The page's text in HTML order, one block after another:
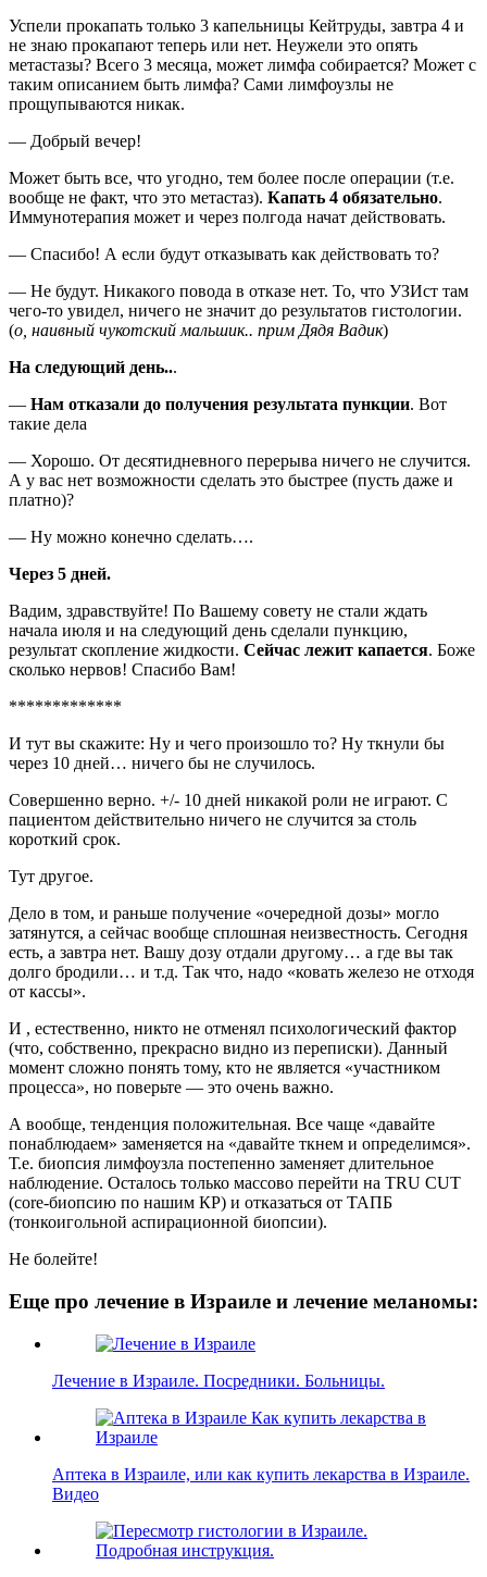
Успели прокапать только 3 капельницы Кейтруды, завтра 4 и
не знаю прокапают теперь или нет. Неужели это опять
метастазы? Всего 3 месяца, может лимфа собирается? Может с
таким описанием быть лимфа? Сами лимфоузлы не
прощупываются никак.
— Добрый вечер!
Может быть все, что угодно, тем более после операции (т.е.
вообще не факт, что это метастаз). Капать 4 обязательно.
Иммунотерапия может и через полгода начат действовать.
— Спасибо! А если будут отказывать как действовать то?
— Не будут. Никакого повода в отказе нет. То, что УЗИст там
чего-то увидел, ничего не значит до результатов гистологии.
(о, наивный чукотский мальшик.. прим Дядя Вадик)
На следующий день...
— Нам отказали до получения результата пункции. Вот
такие дела
— Хорошо. От десятидневного перерыва ничего не случится.
А у вас нет возможности сделать это быстрее (пусть даже и
платно)?
— Ну можно конечно сделать….
Через 5 дней.
Вадим, здравствуйте! По Вашему совету не стали ждать
начала июля и на следующий день сделали пункцию,
результат скопление жидкости. Сейчас лежит капается. Боже
сколько нервов! Спасибо Вам!
*************
И тут вы скажите: Ну и чего произошло то? Ну ткнули бы
через 10 дней… ничего бы не случилось.
Совершенно верно. +/- 10 дней никакой роли не играют. С
пациентом действительно ничего не случится за столь
короткий срок.
Тут другое.
Дело в том, и раньше получение «очередной дозы» могло
затянутся, а сейчас вообще сплошная неизвестность. Сегодня
есть, а завтра нет. Вашу дозу отдали другому… а где вы так
долго бродили… и т.д. Так что, надо «ковать железо не отходя
от кассы».
И , естественно, никто не отменял психологический фактор
(что, собственно, прекрасно видно из переписки). Данный
момент сложно понять тому, кто не является «участником
процесса», но поверьте — это очень важно.
А вообще, тенденция положительная. Все чаще «давайте
понаблюдаем» заменяется на «давайте ткнем и определимся».
Т.е. биопсия лимфоузла постепенно заменяет длительное
наблюдение. Осталось только массово перейти на TRU CUT
(core-биопсию по нашим КР) и отказаться от ТАПБ
(тонкоигольной аспирационной биопсии).
Не болейте!
Еще про лечение в Израиле и лечение меланомы:
Лечение в Израиле. Посредники. Больницы.
Аптека в Израиле, или как купить лекарства в Израиле.
Видео